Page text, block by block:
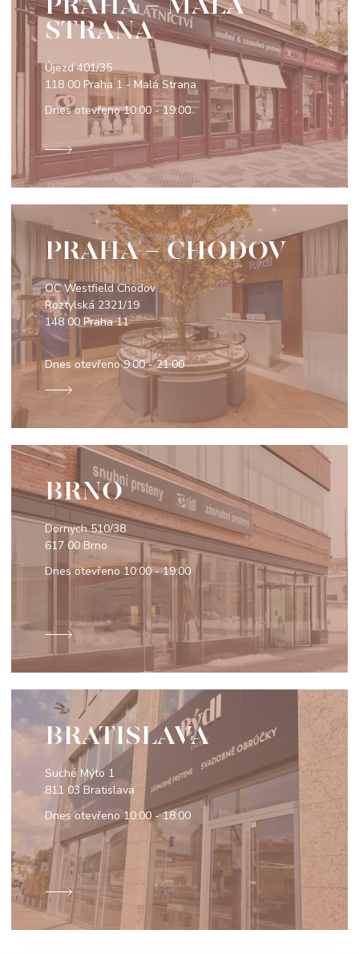
STRANA
Újezd 401/35
118 00 Praha 1 - Malá Strana
Dnes otevřeno10:00 - 19:00
PRAHA - CHODOV
OC Westfield Chodov
Roztylská 2321/19
148 00 Praha 11
Dnes otevřeno9:00 - 21:00
BRNO
Dornych 510/38
617 00 Brno
Dnes otevřeno 10:00 - 19:00
BRATISLAVA
Suché Mýto 1
811 03 Bratislava
Dnes otevřeno10:00 - 18:00